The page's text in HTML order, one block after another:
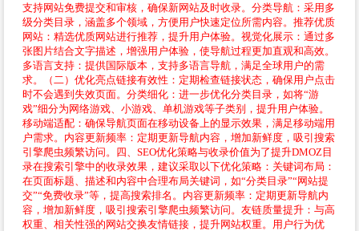
支持网站免费提交和审核，确保新网站及时收录。分类导航：采用多
级分类目录，涵盖多个领域，方便用户快速定位所需内容。推荐优质
网站：精选优质网站进行推荐，提升用户体验。视觉化展示：通过多
张图片结合文字描述，增强用户体验，使导航过程更加直观和高效。
多语言支持：提供国际版本，支持多语言导航，满足全球用户的需
求。（二）优化亮点链接有效性：定期检查链接状态，确保用户点击
时不会遇到失效页面。分类细化：进一步优化分类目录，如将“游
戏”细分为网络游戏、小游戏、单机游戏等子类别，提升用户体验。
移动端适配：确保导航页面在移动设备上的显示效果，满足移动端用
户需求。内容更新频率：定期更新导航内容，增加新鲜度，吸引搜索
引擎爬虫频繁访问。四、SEO优化策略与收录价值为了提升DMOZ目
录在搜索引擎中的收录效果，建议采取以下优化策略：关键词布局：
在页面标题、描述和内容中合理布局关键词，如“分类目录”“网站提
交”“免费收录”等，提高搜索排名。内容更新频率：定期更新导航内
容，增加新鲜度，吸引搜索引擎爬虫频繁访问。友链质量提升：与高
权重、相关性强的网站交换友情链接，提升网站权重。用户行为优